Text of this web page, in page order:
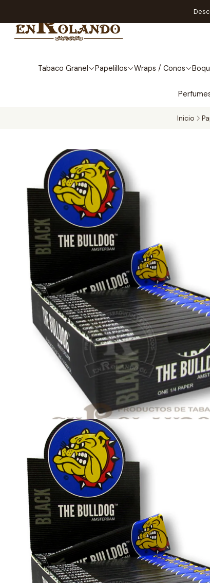
Tabaco Granel Papelillos Wraps / Conos
Inicio